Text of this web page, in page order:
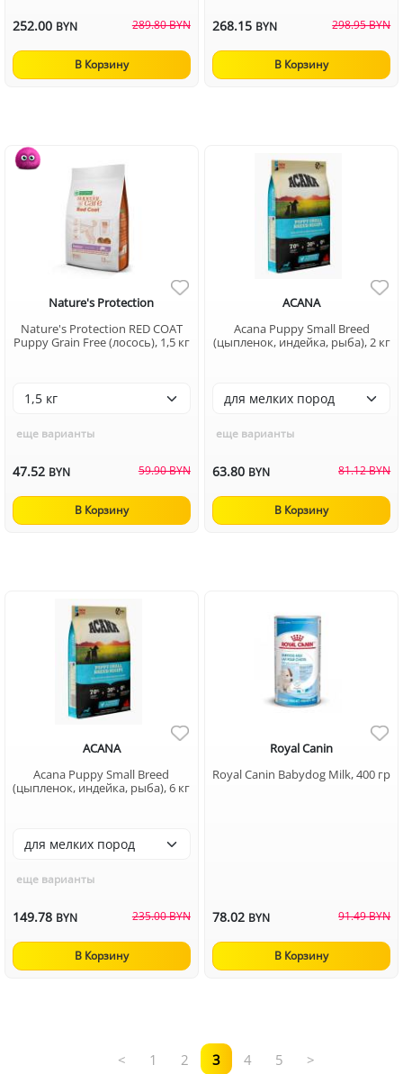
252.00 BYN 289.80 BYN
В Корзину
268.15 BYN 298.95 BYN
В Корзину
Nature's Protection
Nature's Protection RED COAT
Puppy Grain Free (лосось), 1,5 кг
еще варианты
47.52 BYN 59.90 BYN
В Корзину
ACANA
Acana Puppy Small Breed
(цыпленок, индейка, рыба), 2 кг
еще варианты
63.80 BYN 81.12 BYN
В Корзину
ACANA
Acana Puppy Small Breed
(цыпленок, индейка, рыба), 6 кг
еще варианты
149.78 BYN 235.00 BYN
В Корзину
Royal Canin
Royal Canin Babydog Milk, 400 гр
78.02 BYN 91.49 BYN
В Корзину
< 1 2 3 4 5 >